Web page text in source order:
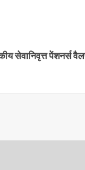
सेवानिवृत्त पेंशनर्स